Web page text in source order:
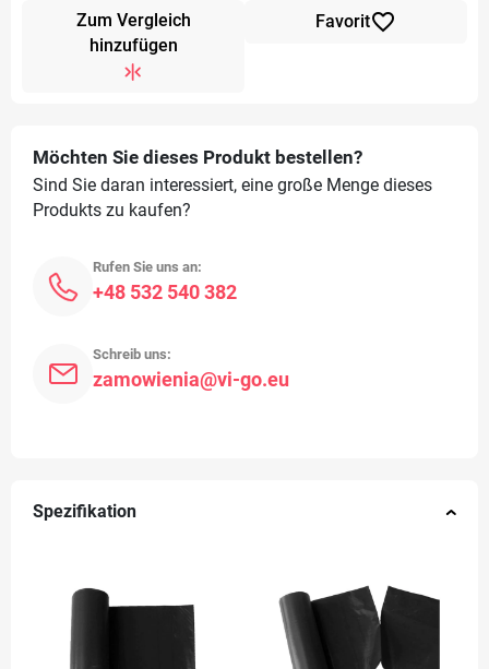
Zum Vergleich
hinzufügen
Favoritfavorite_border
Möchten Sie dieses Produkt bestellen?
Sind Sie daran interessiert, eine große Menge dieses
Produkts zu kaufen?
Rufen Sie uns an:
+48 532 540 382
Schreib uns:
zamowienia@vi-go.eu
Spezifikation